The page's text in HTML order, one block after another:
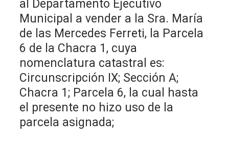
al Departamento Ejecutivo
Municipal a vender a la Sra. María
de las Mercedes Ferreti, la Parcela
6 de la Chacra 1, cuya
nomenclatura catastral es:
Circunscripción IX; Sección A;
Chacra 1; Parcela 6, la cual hasta
el presente no hizo uso de la
parcela asignada;